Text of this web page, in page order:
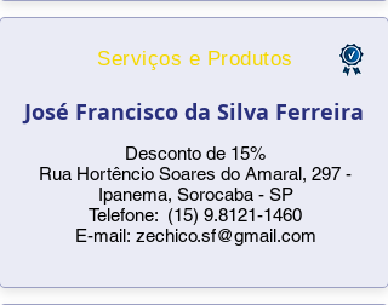
Serviços e Produtos
José Francisco da Silva Ferreira
Desconto de 15%
Rua Hortêncio Soares do Amaral, 297 -
Ipanema, Sorocaba - SP
Telefone: (15) 9.8121-1460
E-mail: zechico.sf@gmail.com